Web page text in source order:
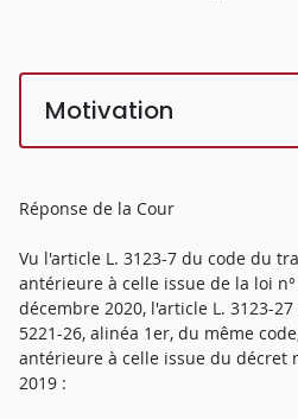
Motivation
Réponse de la Cour
Vu l'article L. 3123-7 du code du
antérieure à celle issue de la loi
décembre 2020, l'article L. 3123-
5221-26, alinéa 1er, du même
antérieure à celle issue du décret
2019 :